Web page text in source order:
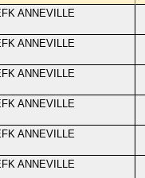
ANNEVILLE
ANNEVILLE
ANNEVILLE
ANNEVILLE
ANNEVILLE
ANNEVILLE